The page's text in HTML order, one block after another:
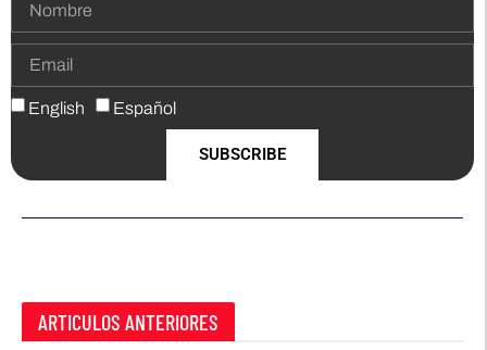
English Español
SUBSCRIBE
ARTICULOS ANTERIORES